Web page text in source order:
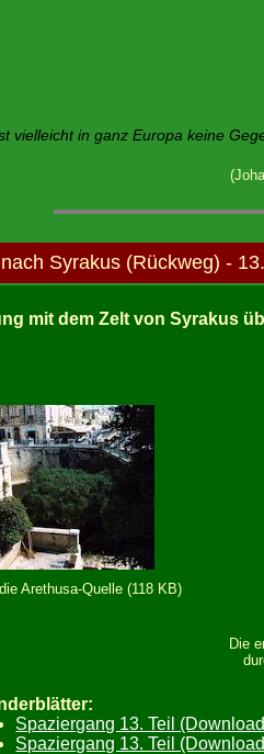
vielleicht in ganz Europa keine
Syrakus (Rückweg) -
mit dem Zelt von Syrakus
Arethusa-Quelle (118 KB)
Die
Spaziergang 13. Teil
Spaziergang 13. Teil